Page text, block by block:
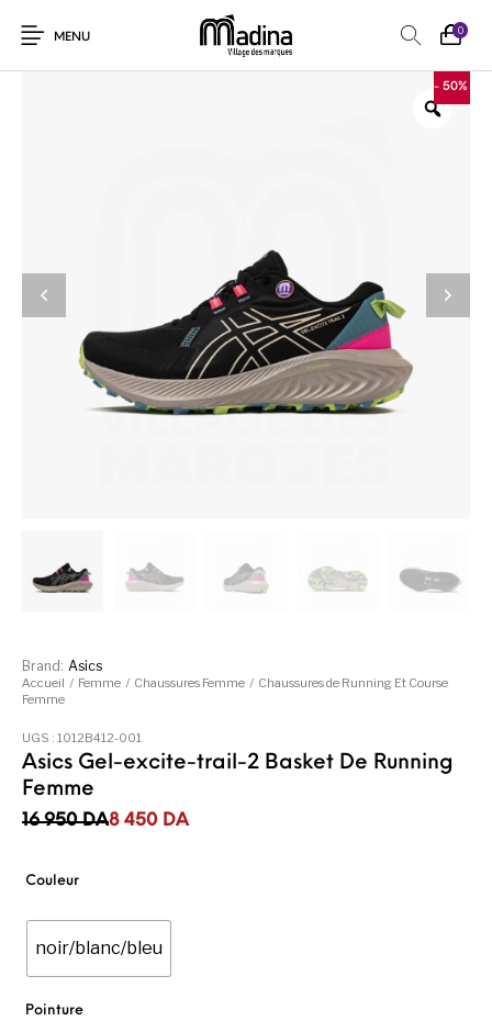
MENU
0
- 50%
Accueil / Femme / Chaussures Femme / Chaussures de Running Et Course
Femme
Asics Gel-excite-trail-2 Basket De Running
Femme
16 950 DA
Le prix initial était : 16 950DA.
8 450 DA
Le prix actuel est : 8 450DA.
Couleur
noir/blanc/bleu
Pointure
UGS :1012B412-001
Brand: Asics